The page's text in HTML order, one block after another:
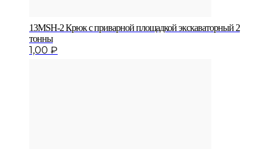
13MSH-2 Крюк с приварной площадкой экскаваторный 2
тонны
1,00 ₽